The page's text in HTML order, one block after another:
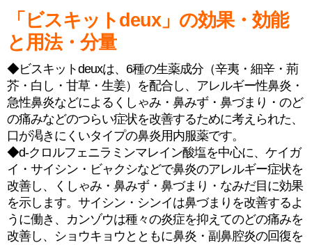
「ビスキットdeux」の効果・効能
と用法・分量
◆ビスキットdeuxは、6種の生薬成分（辛夷・細辛・荊
芥・白し・甘草・生姜）を配合し、アレルギー性鼻炎・
急性鼻炎などによるくしゃみ・鼻みず・鼻づまり・のど
の痛みなどのつらい症状を改善するために考えられた、
口が渇きにくいタイプの鼻炎用内服薬です。
◆d-クロルフェニラミンマレイン酸塩を中心に、ケイガ
イ・サイシン・ビャクシなどで鼻炎のアレルギー症状を
改善し、くしゃみ・鼻みず・鼻づまり・なみだ目に効果
を示します。サイシン・シンイは鼻づまりを改善するよ
うに働き、カンゾウは種々の炎症を抑えてのどの痛みを
改善し、ショウキョウとともに鼻炎・副鼻腔炎の回復を